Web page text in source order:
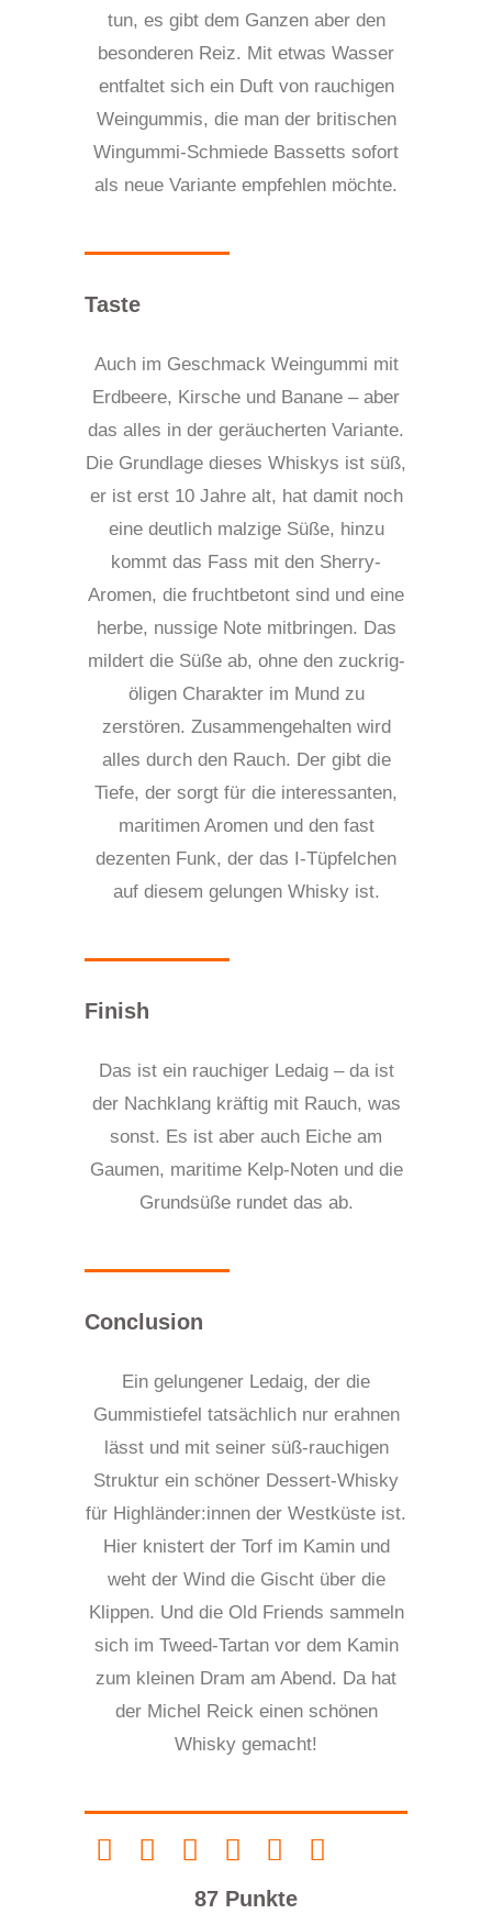
tun, es gibt dem Ganzen aber den
besonderen Reiz. Mit etwas Wasser
entfaltet sich ein Duft von rauchigen
Weingummis, die man der britischen
Wingummi-Schmiede Bassetts sofort
als neue Variante empfehlen möchte.
Taste
Auch im Geschmack Weingummi mit
Erdbeere, Kirsche und Banane – aber
das alles in der geräucherten Variante.
Die Grundlage dieses Whiskys ist süß,
er ist erst 10 Jahre alt, hat damit noch
eine deutlich malzige Süße, hinzu
kommt das Fass mit den Sherry-
Aromen, die fruchtbetont sind und eine
herbe, nussige Note mitbringen. Das
mildertdie Süße ab, ohne den zuckrig-
öligen Charakter im Mund zu
zerstören. Zusammengehalten wird
alles durch den Rauch. Der gibt die
Tiefe, der sorgt für die interessanten,
maritimen Aromen und den fast
dezenten Funk, der das I-Tüpfelchen
auf diesem gelungen Whisky ist.
Finish
Das ist ein rauchiger Ledaig – da ist
der Nachklang kräftig mit Rauch, was
sonst. Es ist aber auch Eiche am
Gaumen, maritime Kelp-Noten und die
Grundsüße rundet das ab.
Conclusion
Ein gelungener Ledaig, der die
Gummistiefel tatsächlich nur erahnen
lässt und mit seiner süß-rauchigen
Struktur ein schöner Dessert-Whisky
für Highländer:innen der Westküste ist.
Hier knistert der Torf im Kamin und
weht der Wind die Gischt über die
Klippen. Und die Old Friends sammeln
sich im Tweed-Tartan vor dem Kamin
zum kleinen Dram am Abend. Da hat
der Michel Reick einen schönen
Whisky gemacht!
87 Punkte